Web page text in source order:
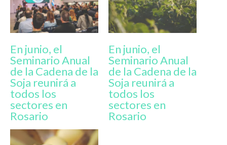
En junio, el
Seminario Anual
de la Cadena de la
Soja reunirá a
todos los
sectores en
Rosario
En junio, el
Seminario Anual
de la Cadena de la
Soja reunirá a
todos los
sectores en
Rosario